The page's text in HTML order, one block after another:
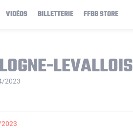
VIDÉOS BILLETTERIE FFBB STORE
LEVALLOIS
2023